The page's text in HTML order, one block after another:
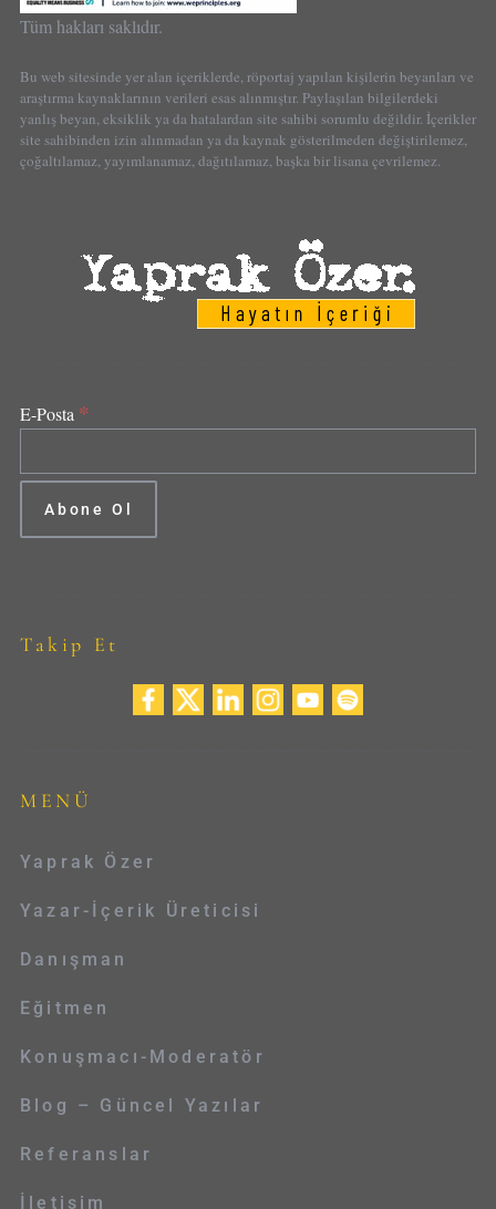
Tüm hakları saklıdır.
Bu web sitesinde yer alan içeriklerde, röportaj yapılan kişilerin beyanları ve
araştırma kaynaklarının verileri esas alınmıştır. Paylaşılan bilgilerdeki
yanlış beyan, eksiklik ya da hatalardan site sahibi sorumlu değildir. İçerikler
site sahibinden izin alınmadan ya da kaynak gösterilmeden değiştirilemez,
çoğaltılamaz, yayımlanamaz, dağıtılamaz, başka bir lisana çevrilemez.
E-Posta *
Takip Et
MENÜ
Yaprak Özer
Yazar-İçerik Üreticisi
Danışman
Eğitmen
Konuşmacı-Moderatör
Blog – Güncel Yazılar
Referanslar
İletişim